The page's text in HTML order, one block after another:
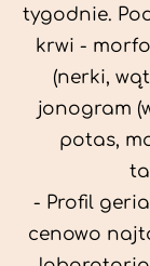
tygodnie.
krwi -
(nerki,
jonogram
potas,
- Profil
cenowo